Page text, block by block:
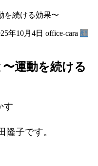
を続ける効果〜
年10月4日 office-cara 顔
運動を続ける
す
子です。